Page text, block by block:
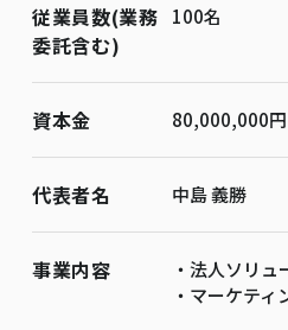
従業員数(業務
委託含む)
100名
資本金 80,000,000円
代表者名 中島 義勝
事業内容
・法人ソリュ
・マーケティ